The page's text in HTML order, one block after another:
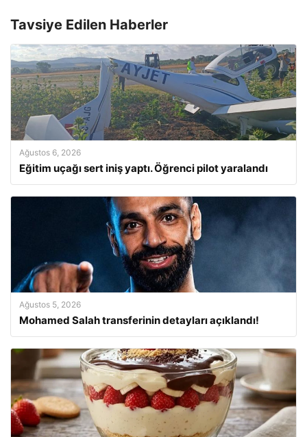
Tavsiye Edilen Haberler
Ağustos 6, 2026
Eğitim uçağı sert iniş yaptı. Öğrenci pilot yaralandı
Ağustos 5, 2026
Mohamed Salah transferinin detayları açıklandı!